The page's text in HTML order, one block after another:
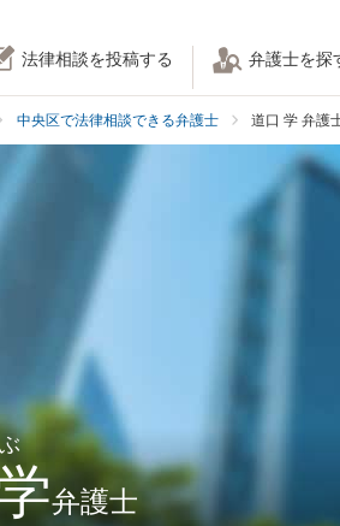
法律相談を投稿する 弁護士を探
中央区で法律相談できる弁護士 道口 学 弁護
弁護士